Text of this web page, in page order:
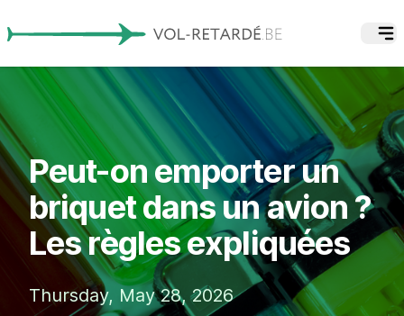
Peut-on emporter un
briquet dans un avion ?
Les règles expliquées
Thursday, May 28, 2026